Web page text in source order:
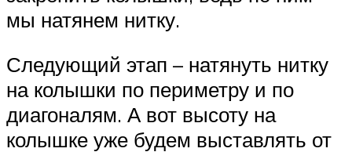
мы натянем нитку.
Следующий этап – натянуть нитку
на колышки по периметру и по
диагоналям. А вот высоту на
колышке уже будем выставлять от